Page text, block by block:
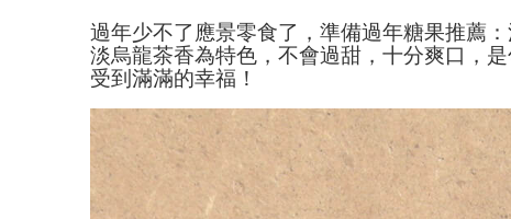
過年少不了應景零食了，準備過年糖果推薦
淡烏龍茶香為特色，不會過甜，十分爽口，
受到滿滿的幸福！